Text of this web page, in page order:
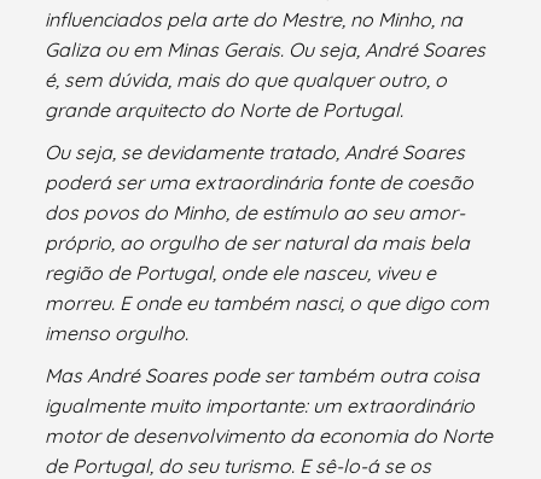
influenciados pela arte do Mestre, no Minho, na
Galiza ou em Minas Gerais. Ou seja, André Soares
é, sem dúvida, mais do que qualquer outro, o
grande arquitecto do Norte de Portugal.
Ou seja, se devidamente tratado, André Soares
poderá ser uma extraordinária fonte de coesão
dos povos do Minho, de estímulo ao seu amor-
próprio, ao orgulho de ser natural da mais bela
região de Portugal, onde ele nasceu, viveu e
morreu. E onde eu também nasci, o que digo com
imenso orgulho.
Mas André Soares pode ser também outra coisa
igualmente muito importante: um extraordinário
motor de desenvolvimento da economia do Norte
de Portugal, do seu turismo. E sê-lo-á se os